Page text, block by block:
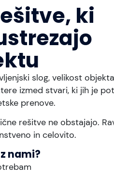
ki
slog, velikost
izmed stvari, ki jih je
prenove.
rešitve ne obstajajo.
in celovito.
nami?